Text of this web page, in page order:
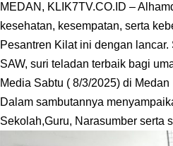
MEDAN, KLIK7TV.CO.ID –
kesehatan, kesempatan, serta
Pesantren Kilat ini dengan
SAW, suri teladan terbaik bagi
Media Sabtu ( 8/3/2025) di Medan
Dalam sambutannya
Sekolah,Guru, Narasumber serta